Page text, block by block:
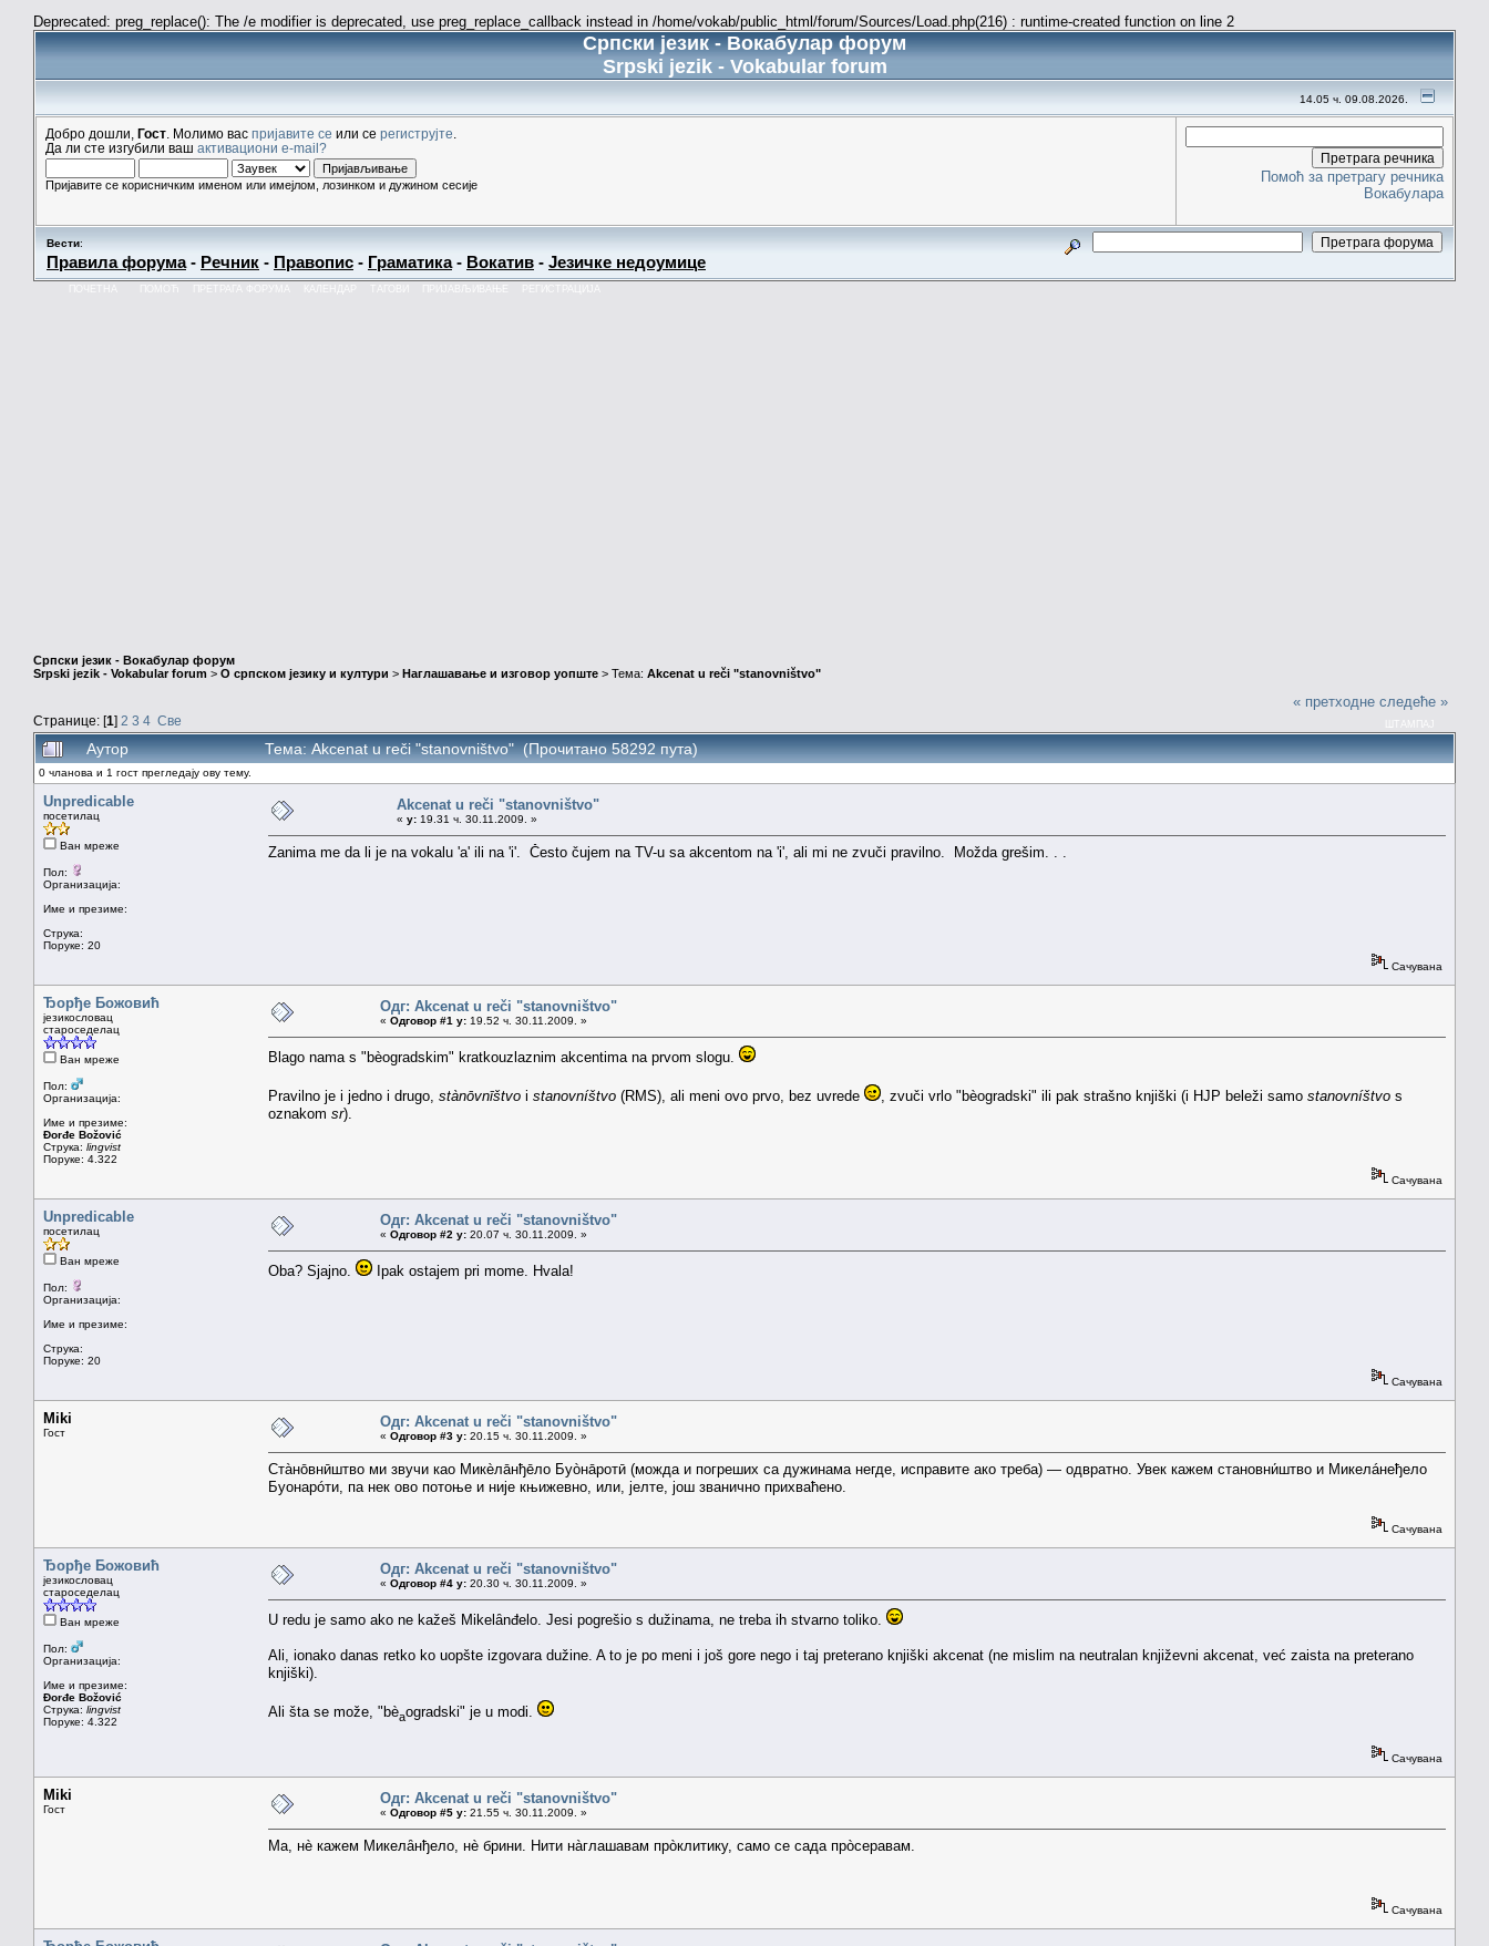
Deprecated: preg_replace(): The /e modifier is deprecated, use preg_replace_callback instead in /home/vokab/public_html/forum/Sources/Load.php(216) : runtime-created function on line 2
Српски језик - Вокабулар форум
Srpski jezik - Vokabular forum
14.05 ч. 09.08.2026.
Добро дошли, Гост . Молимо вас пријавите се или се региструјте
Да ли сте изгубили ваш активациони e-mail?
Пријавите се корисничким именом или имејлом, лозинком и дужином сесије
Помоћ за претрагу речника
Вокабулара
Вести:
Правила форума- Речник - Правопис - Граматика- Вокатив - Језичке недоумице
КАЛЕНДАР
Српски језик - Вокабулар форум
Srpski jezik - Vokabular forum > О српском језику и култури > Наглашавање и изговор уопште > Тема: Akcenat u reči "stanovništvo"
Странице: [1] 2 3 4 Све
« претходне следеће »
Аутор Тема: Akcenat u reči "stanovništvo" (Прочитано 58292 пута)
0 чланова и 1 гост прегледају ову тему.
Unpredicable
посетилац
Ван мреже
Пол:
Организација:
Име и презиме:
Струка:
Поруке: 20
Akcenat u reči "stanovništvo"
« у: 19.31 ч. 30.11.2009. »
Zanima me da li je na vokalu 'a' ili na 'i'. Često čujem na TV-u sa akcentom na 'i', ali mi ne zvuči pravilno. Možda grešim. . .
Сачувана
Ђорђе Божовић
језикословац
староседелац
Ван мреже
Пол:
Организација:
Име и презиме:
Đorđe Božović
Струка: lingvist
Поруке: 4.322
Одг: Akcenat u reči "stanovništvo"
« Одговор #1 у: 19.52 ч. 30.11.2009. »
Blago nama s "bèogradskim" kratkouzlaznim akcentima na prvom slogu.
Pravilno je i jedno i drugo, stànōvnīštvo i stanovníštvo (RMS), ali meni ovo prvo, bez uvrede , zvuči vrlo "bèogradski" ili pak strašno knjiški (i HJP beleži samo stanovníštvo s
oznakom sr).
Сачувана
Unpredicable
посетилац
Ван мреже
Пол:
Организација:
Име и презиме:
Струка:
Поруке: 20
Одг: Akcenat u reči "stanovništvo"
« Одговор #2 у: 20.07 ч. 30.11.2009. »
Oba? Sjajno. Ipak ostajem pri mome. Hvala!
Сачувана
Miki
Гост
Одг: Akcenat u reči "stanovništvo"
« Одговор #3 у: 20.15 ч. 30.11.2009. »
Стàнōвнӣштво ми звучи као Микèлāнђēло Буòнāротӣ (можда и погреших са дужинама негде, исправите ако треба) — одвратно. Увек кажем становни́штво и Микелáнеђело
Буонарóти, па нек ово потоње и није књижевно, или, јелте, још званично прихваћено.
Сачувана
Ђорђе Божовић
језикословац
староседелац
Ван мреже
Пол:
Организација:
Име и презиме:
Đorđe Božović
Струка: lingvist
Поруке: 4.322
Одг: Akcenat u reči "stanovništvo"
« Одговор #4 у: 20.30 ч. 30.11.2009. »
U redu je samo ako ne kažeš Mikelȃnđelo. Jesi pogrešio s dužinama, ne treba ih stvarno toliko.
Ali, ionako danas retko ko uopšte izgovara dužine. A to je po meni i još gore nego i taj preterano knjiški akcenat (ne mislim na neutralan književni akcenat, već zaista na preterano
knjiški).
Ali šta se može, "bèaogradski" je u modi.
Сачувана
Miki
Гост
Одг: Akcenat u reči "stanovništvo"
« Одговор #5 у: 21.55 ч. 30.11.2009. »
Ма, нè кажем Микелȃнђело, нè брини. Нити нàглашавам прòклитику, само се сада прòсеравам.
Сачувана